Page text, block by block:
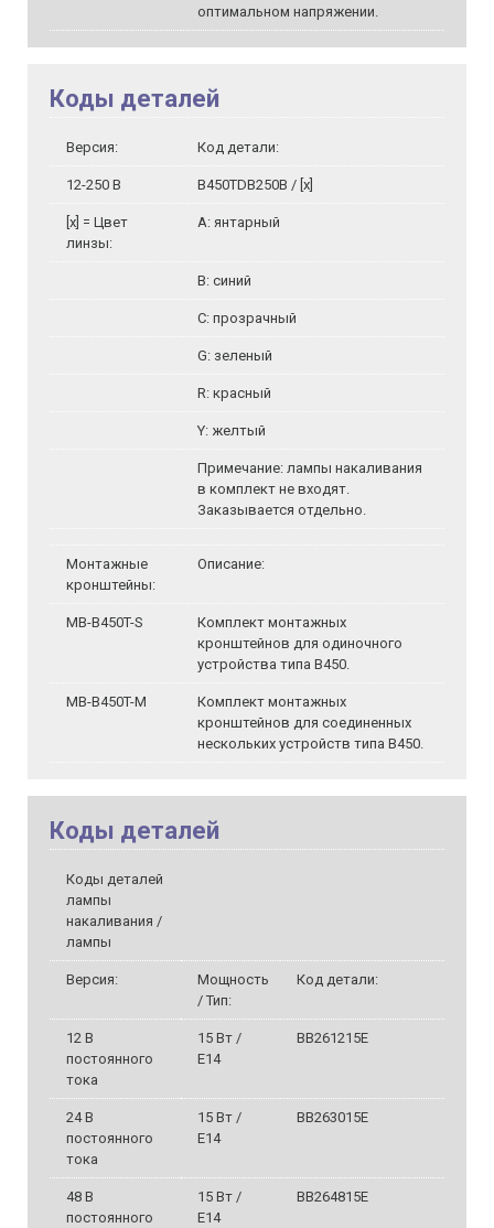
оптимальном напряжении.
Коды деталей
Версия: Код детали:
12-250 В B450TDB250B / [х]
[x] = Цвет
линзы:
A: янтарный
B: синий
C: прозрачный
G: зеленый
R: красный
Y: желтый
Примечание: лампы накаливания
в комплект не входят.
Заказывается отдельно.
Монтажные
кронштейны:
Описание:
MB-B450T-S
Комплект монтажных
кронштейнов для одиночного
устройства типа B450.
MB-B450T-M
Комплект монтажных
кронштейнов для соединенных
нескольких устройств типа B450.
Коды деталей
Коды деталей
лампы
накаливания /
лампы
Версия:
Мощность
/ Тип:
Код детали:
12 В
постоянного
тока
15 Вт /
E14
BB261215E
24 В
постоянного
тока
15 Вт /
E14
BB263015E
48 В
постоянного
15 Вт /
E14
BB264815E